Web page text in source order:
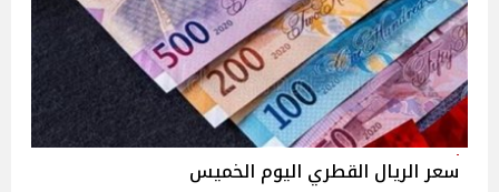
سعر الريال القطري اليوم الخميس